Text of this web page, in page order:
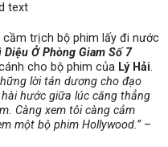
cầm trịch bộ phim lấy đi nước
Ở Phòng Giam Số 7
cho bộ phim của Lý Hải.
lời tán dương cho đạo
hước giữa lúc căng thẳng
Càng xem tôi càng cảm
một bộ phim Hollywood.”–